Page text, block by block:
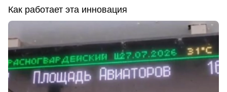
Как работает эта инновация